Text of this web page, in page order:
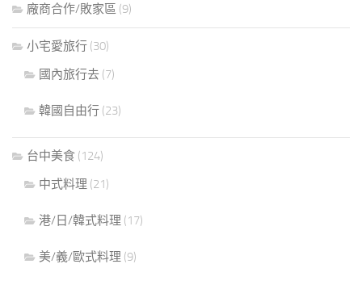
廠商合作/敗家區 (9)
小宅愛旅行 (30)
國內旅行去 (7)
韓國自由行 (23)
台中美食 (124)
中式料理 (21)
港/日/韓式料理 (17)
美/義/歐式料理 (9)